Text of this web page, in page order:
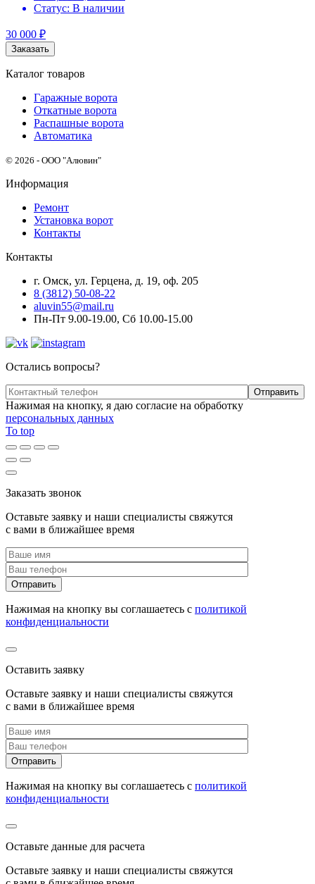
Статус: В наличии
30 000 ₽
Заказать
Каталог товаров
Гаражные ворота
Откатные ворота
Распашные ворота
Автоматика
© 2026 - ООО "Алювин"
Информация
Ремонт
Установка ворот
Контакты
Контакты
г. Омск, ул. Герцена, д. 19, оф. 205
8 (3812) 50-08-22
aluvin55@mail.ru
Пн-Пт 9.00-19.00, Сб 10.00-15.00
Остались вопросы?
Нажимая на кнопку, я даю согласие на обработку
персональных данных
To top
Заказать звонок
Оставьте заявку и наши специалисты свяжутся
с вами в ближайшее время
Нажимая на кнопку вы соглашаетесь с политикой
конфиденциальности
Оставить заявку
Оставьте заявку и наши специалисты свяжутся
с вами в ближайшее время
Нажимая на кнопку вы соглашаетесь с политикой
конфиденциальности
Оставьте данные для расчета
Оставьте заявку и наши специалисты свяжутся